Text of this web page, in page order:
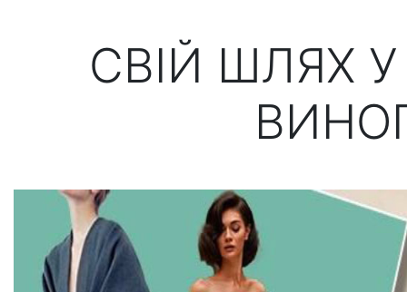
СВІЙ ШЛЯХ У